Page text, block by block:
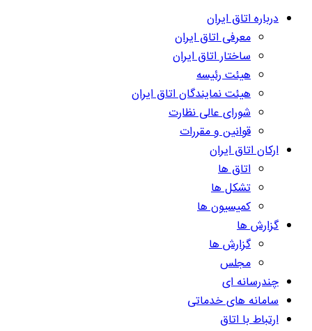
درباره اتاق ایران
معرفی اتاق ایران
ساختار اتاق ایران
هیئت رئیسه
هیئت نمایندگان اتاق ایران
شورای عالی نظارت
قوانین و مقررات
ارکان اتاق ایران
اتاق ها
تشکل ها
کمیسیون ها
گزارش ها
گزارش ها
مجلس
چندرسانه ای
سامانه های خدماتی
ارتباط با اتاق